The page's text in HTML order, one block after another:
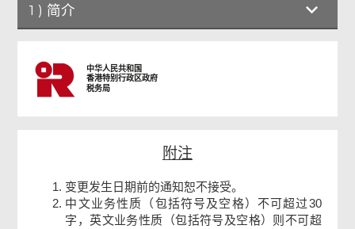
1 ) 简介
确认通知书
中华人民共和国
香港特别行政区政府
税务局
附注
变更发生日期前的通知恕不接受。
中文业务性质（包括符号及空格）不可超过30
字，英文业务性质（包括符号及空格）则不可超